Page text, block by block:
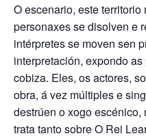
O escenario, este
personaxes se disolven e
intérpretes se moven sen
interpretación, expondo
cobiza. Eles, os actores,
obra, á vez múltiples e
destrúen o xogo
trata tanto sobre O Rei